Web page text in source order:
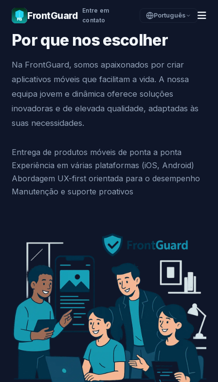
FrontGuard
Entre em
contato
Português
Por que nos escolher
Na FrontGuard, somos apaixonados por criar
aplicativos móveis que facilitam a vida. A nossa
equipa jovem e dinâmica oferece soluções
inovadoras e de elevada qualidade, adaptadas às
suas necessidades.
Entrega de produtos móveis de ponta a ponta
Experiência em várias plataformas (iOS, Android)
Abordagem UX-first orientada para o desempenho
Manutenção e suporte proativos